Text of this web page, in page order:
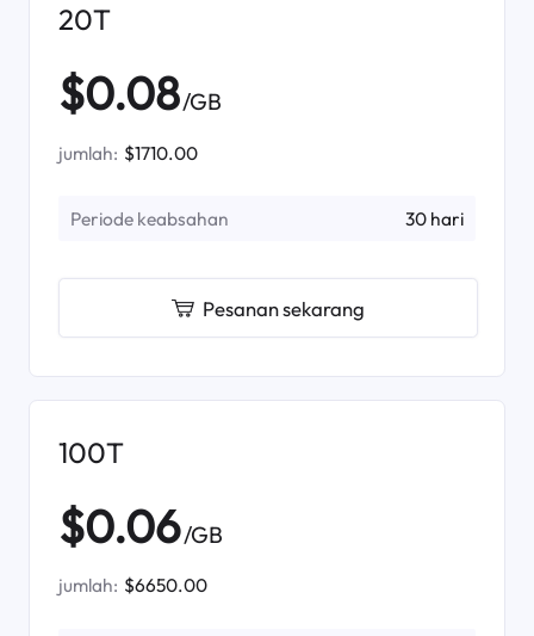
20T
$0.08/GB
jumlah: $1710.00
Periode keabsahan 30 hari
Pesanan sekarang
100T
$0.06/GB
jumlah: $6650.00